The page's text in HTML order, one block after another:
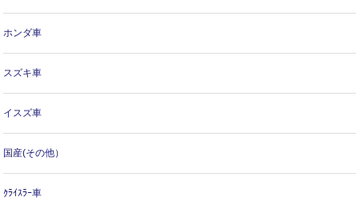
ホンダ車
スズキ車
イスズ車
国産(その他）
ｸﾗｲｽﾗｰ車